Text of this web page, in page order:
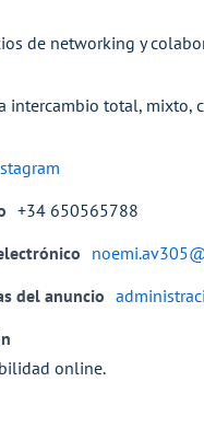
de networking y
intercambio total, mixto,
+34 650565788
del anuncio
online.